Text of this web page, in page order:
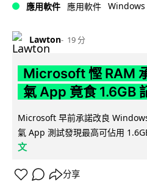
應用軟件 應用軟件 Windows
Lawton 19 分
Microsoft 慳 RAM
氣 App 竟食 1.6GB
Microsoft 早前承諾改良
氣 App 測試發現最高可佔用
文
分享